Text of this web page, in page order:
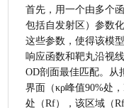
首先，用一个由多个
包括自发射区）参数
这些参数，使得该模
响应函数和靶丸沿视
OD剖面最佳匹配。从
界面（κρ峰值90%处
处（Rf），该区域（